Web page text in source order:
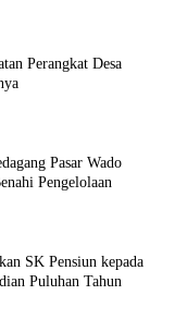
Perangkat Desa
Pasar Wado
Pengelolaan
SK Pensiun kepada
Puluhan Tahun